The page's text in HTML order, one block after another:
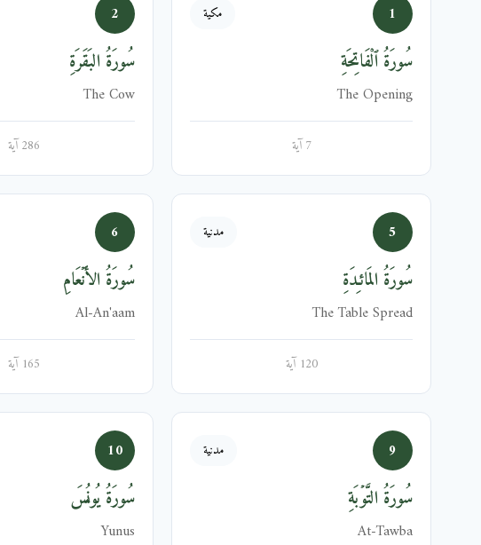
1 مكية
سُورَةُ ٱلْفَاتِحَةِ
The Opening
7 آية
2
سُورَةُ البَقَرَةِ
The Cow
286 آية
5 مدنية
سُورَةُ المَائـِدَةِ
The Table Spread
120 آية
6
سُورَةُ الأَنۡعَامِ
Al-An'aam
165 آية
9 مدنية
سُورَةُ التَّوۡبَةِ
At-Tawba
10
سُورَةُ يُونُسَ
Yunus